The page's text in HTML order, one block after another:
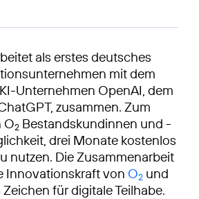
als erstes deutsches
mit dem
Unternehmen OpenAI, dem
zusammen. Zum
O2 Bestandskundinnen und -
drei Monate kostenlos
nutzen. Die Zusammenarbeit
Innovationskraft von O2 und
für digitale Teilhabe.